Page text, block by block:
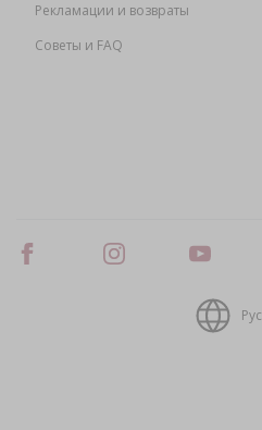
Рекламации и возвраты
Советы и FAQ